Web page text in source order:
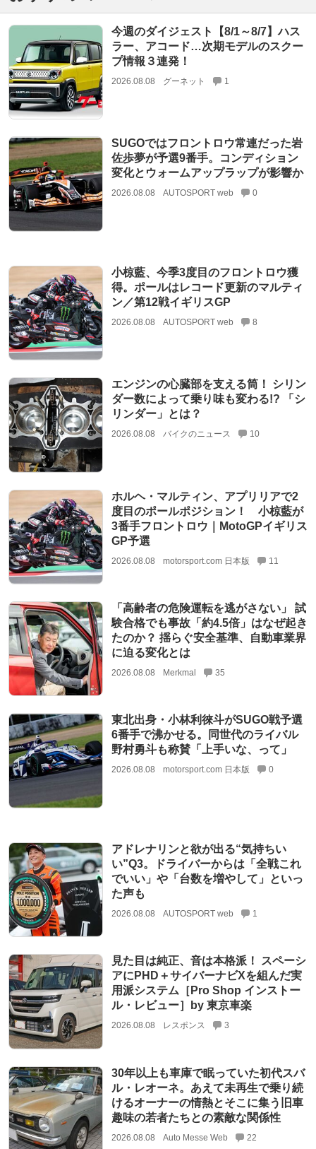
今週のダイジェスト【8/1～8/7】ハス
ラー、アコード…次期モデルのスクー
プ情報３連発！
2026.08.08 グーネット 1
SUGOではフロントロウ常連だった岩
佐歩夢が予選9番手。コンディション
変化とウォームアップラップが影響か
2026.08.08 AUTOSPORT web 0
小椋藍、今季3度目のフロントロウ獲
得。ポールはレコード更新のマルティ
ン／第12戦イギリスGP
2026.08.08 AUTOSPORT web 8
エンジンの心臓部を支える筒！ シリン
ダー数によって乗り味も変わる!? 「シ
リンダー」とは？
2026.08.08 バイクのニュース 10
ホルヘ・マルティン、アプリリアで2
度目のポールポジション！ 小椋藍が
3番手フロントロウ｜MotoGPイギリス
GP予選
2026.08.08 motorsport.com 日本版 11
「高齢者の危険運転を逃がさない」 試
験合格でも事故「約4.5倍」はなぜ起き
たのか？ 揺らぐ安全基準、自動車業界
に迫る変化とは
2026.08.08 Merkmal 35
東北出身・小林利徠斗がSUGO戦予選
6番手で沸かせる。同世代のライバル
野村勇斗も称賛「上手いな、って」
2026.08.08 motorsport.com 日本版 0
アドレナリンと欲が出る“気持ちい
い”Q3。ドライバーからは「全戦これ
でいい」や「台数を増やして」といっ
た声も
2026.08.08 AUTOSPORT web 1
見た目は純正、音は本格派！ スペーシ
アにPHD＋サイバーナビXを組んだ実
用派システム［Pro Shop インストー
ル・レビュー］by 東京車楽
2026.08.08 レスポンス 3
30年以上も車庫で眠っていた初代スバ
ル・レオーネ。あえて未再生で乗り続
けるオーナーの情熱とそこに集う旧車
趣味の若者たちとの素敵な関係性
2026.08.08 Auto Messe Web 22